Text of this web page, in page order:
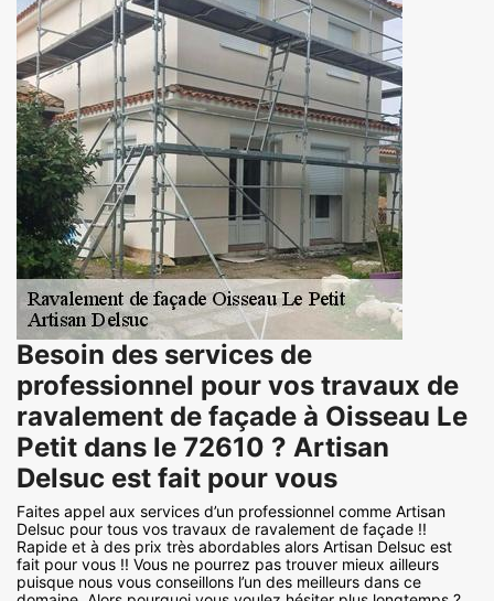
Besoin des services de
professionnel pour vos travaux de
ravalement de façade à Oisseau Le
Petit dans le 72610 ? Artisan
Delsuc est fait pour vous
Faites appel aux services d’un professionnel comme Artisan
Delsuc pour tous vos travaux de ravalement de façade !!
Rapide et à des prix très abordables alors Artisan Delsuc est
fait pour vous !! Vous ne pourrez pas trouver mieux ailleurs
puisque nous vous conseillons l’un des meilleurs dans ce